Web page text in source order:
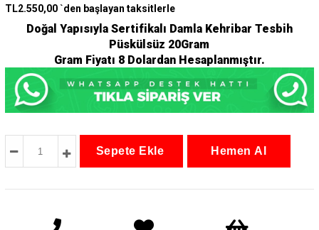
TL2.550,00 `den başlayan taksitlerle
Doğal Yapısıyla Sertifikalı Damla Kehribar Tesbih
Püskülsüz 20Gram
Gram Fiyatı 8 Dolardan Hesaplanmıştır.